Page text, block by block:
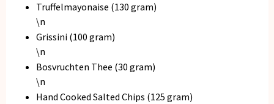
Truffelmayonaise (130 gram)
\n
Grissini (100 gram)
\n
Bosvruchten Thee (30 gram)
\n
Hand Cooked Salted Chips (125 gram)